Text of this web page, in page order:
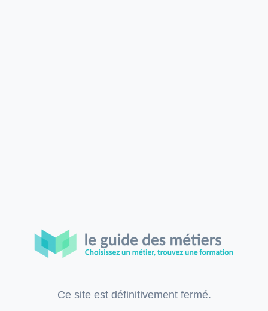
Ce site est définitivement fermé.